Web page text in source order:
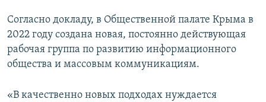
Согласно докладу, в Общественной палате Крыма в
2022 году создана новая, постоянно действующая
рабочая группа по развитию информационного
общества и массовым коммуникациям.
«В качественно новых подходах нуждается